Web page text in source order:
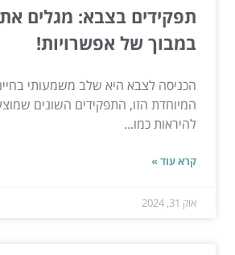
תפקידים בצבא: מגלים
במבוך של אפשרויות!
הכניסה לצבא היא שלב משמעותי
המיוחדת הזו, התפקידים השונים
להיראות כמו...
קרא עוד »
אוק 31, 2024